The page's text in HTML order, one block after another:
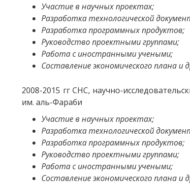
Участие в научных проектах;
Разработка технологической
Разработка программных продуктов;
Руководство проектными группами;
Работа с иностранными учеными;
Составление экономического плана и
2008-2015 гг СНС, научно-
им. аль-Фараби
Участие в научных проектах;
Разработка технологической
Разработка программных продуктов;
Руководство проектными группами;
Работа с иностранными учеными;
Составление экономического плана и